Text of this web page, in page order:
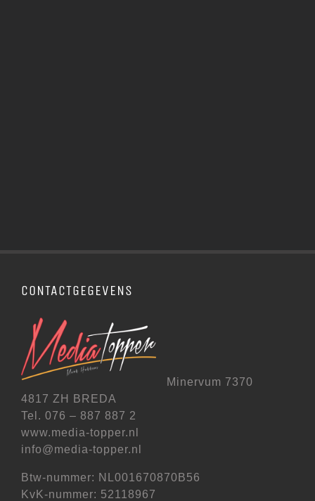
CONTACTGEGEVENS
Minervum 7370
4817 ZH BREDA
Tel. 076 – 887 887 2
www.media-topper.nl
info@media-topper.nl
Btw-nummer: NL001670870B56
KvK-nummer: 52118967